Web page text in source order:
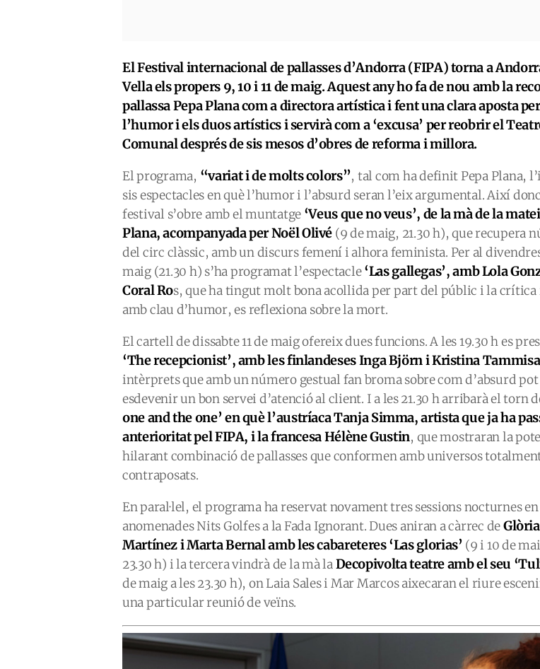
El Festival internacional de pallasses d’Andorra (FIPA) torna a
Vella els propers 9, 10 i 11 de maig. Aquest any ho fa de nou amb la
pallassa Pepa Plana com a directora artística i fent una clara aposta per
l’humor i els duos artístics i servirà com a ‘excusa’ per reobrir el
Comunal després de sis mesos d’obres de reforma i millora.
El programa, “variat i de molts colors”, tal com ha definit Pepa Plana,
sis espectacles en què l’humor i l’absurd seran l’eix argumental. Així
festival s’obre amb el muntatge ‘Veus que no veus’, de la mà de la
Plana, acompanyada per Noël Olivé (9 de maig, 21.30 h), que recupera
del circ clàssic, amb un discurs femení i alhora feminista. Per al
maig (21.30 h) s’ha programat l’espectacle‘Las gallegas’, amb Lola
Coral Ros, que ha tingut molt bona acollida per part del públic i la crítica
amb clau d’humor, es reflexiona sobre la mort.
El cartell de dissabte 11 de maig ofereix dues funcions. A les 19.30 h es
‘The recepcionist’, amb les finlandeses Inga Björn i Kristina
intèrprets que amb un número gestual fan broma sobre com d’absurd pot
esdevenir un bon servei d’atenció al client. I a les 21.30 h arribarà el torn
one and the one’ en què l’austríaca Tanja Simma, artista que ja ha
anterioritat pel FIPA, i la francesa Hélène Gustin, que mostraran la
hilarant combinació de pallasses que conformen amb universos
contraposats.
En paral·lel, el programa ha reservat novament tres sessions nocturnes
anomenades Nits Golfes a la Fada Ignorant. Dues aniran a càrrec deGlòria
Martínez i Marta Bernal amb les cabareteres ‘Las glorias’ (9 i 10 de
23.30 h) i la tercera vindrà de la mà laDecopivolta teatre amb el seu
de maig a les 23.30 h), on Laia Sales i Mar Marcos aixecaran el riure
una particular reunió de veïns.